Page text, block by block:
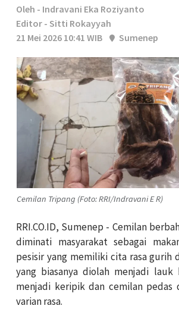
Oleh - Indravani Eka Roziyanto
Editor - Sitti Rokayyah
21 Mei 2026 10:41 WIB
Sumenep
Cemilan Tripang (Foto: RRI/Indravani E R)
RRI.CO.ID, Sumenep - Cemilan
diminati masyarakat sebagai
pesisir yang memiliki cita rasa gurih
yang biasanya diolah menjadi
menjadi keripik dan cemilan pedas
varian rasa.